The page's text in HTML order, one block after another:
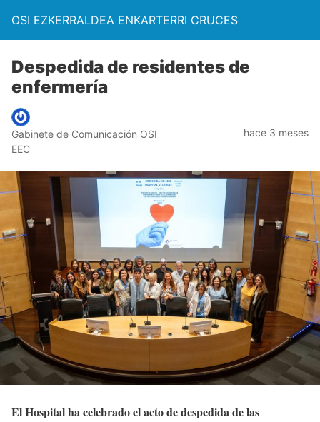
OSI EZKERRALDEA ENKARTERRI CRUCES
Despedida de residentes de
enfermería
Gabinete de Comunicación OSI
EEC
hace 3 meses
El Hospital ha celebrado el acto de despedida de las